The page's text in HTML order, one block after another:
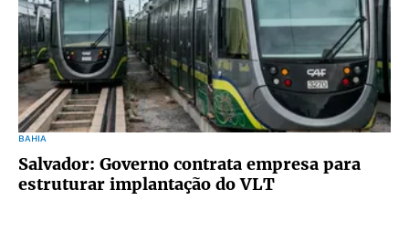
BAHIA
Salvador: Governo contrata empresa para
estruturar implantação do VLT